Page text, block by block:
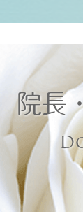
院長